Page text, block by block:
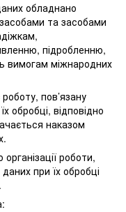
обладнано
та засобами
підробленню,
вимогам міжнародних
пов’язану
обробці, відповідно
наказом
роботи,
при їх обробці